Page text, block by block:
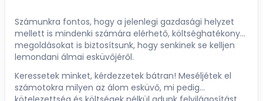
Számunkra fontos, hogy a jelenlegi gazdasági helyzet
mellett is mindenki számára elérhető, költséghatékony
megoldásokat is biztosítsunk, hogy senkinek se kelljen
lemondani álmai esküvőjéről.
Keressetek minket, kérdezzetek bátran! Meséljétek el
számotokra milyen az álom esküvő, mi pedig